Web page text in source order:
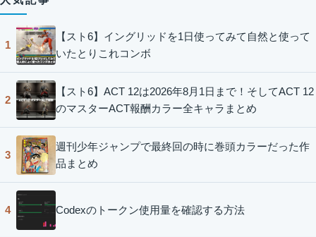
1
【スト6】イングリッドを1日使ってみて自然と使って
いたとりこれコンボ
2
【スト6】ACT 12は2026年8月1日まで！そしてACT 12
のマスターACT報酬カラー全キャラまとめ
3
週刊少年ジャンプで最終回の時に巻頭カラーだった作
品まとめ
4 Codexのトークン使用量を確認する方法